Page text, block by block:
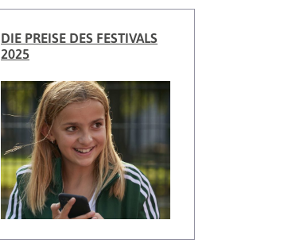
DIE PREISE DES FESTIVALS
2025